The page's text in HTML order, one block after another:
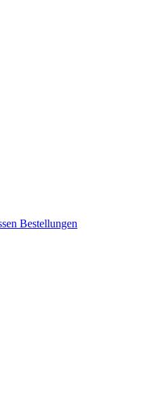
Bestellungen